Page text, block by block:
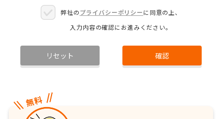
弊社のプライバシーポリシーに同意の上、
入力内容の確認にお進みください。
リセット 確認